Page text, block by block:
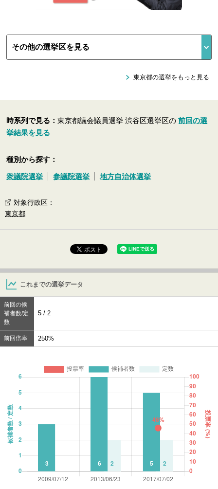
東京都の選挙をもっと見る
時系列で見る：東京都議会議員選挙 渋谷区選挙区の前回の選
挙結果を見る
種別から探す：
衆議院選挙 参議院選挙 地方自治体選挙
対象行政区 ：
東京都
これまでの選挙データ
前回の候
補者数/定
数
5 / 2
前回倍率 250%